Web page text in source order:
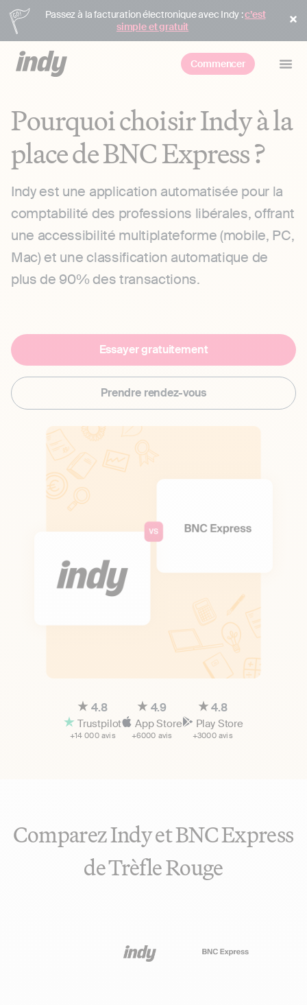
Passez à la facturation électronique avec Indy :c’est
simple et gratuit
Commencer
Pourquoi choisir Indy à la
place de BNC Express ?
Indy est une application automatisée pour la
comptabilité des professions libérales, offrant
une accessibilité multiplateforme (mobile, PC,
Mac) et une classification automatique de
plus de 90% des transactions.
Essayer gratuitement
Prendre rendez-vous
4.8
Trustpilot
+14 000 avis
4.9
App Store
+6000 avis
4.8
Play Store
+3000 avis
Comparez Indy et BNC Express
de Trèfle Rouge